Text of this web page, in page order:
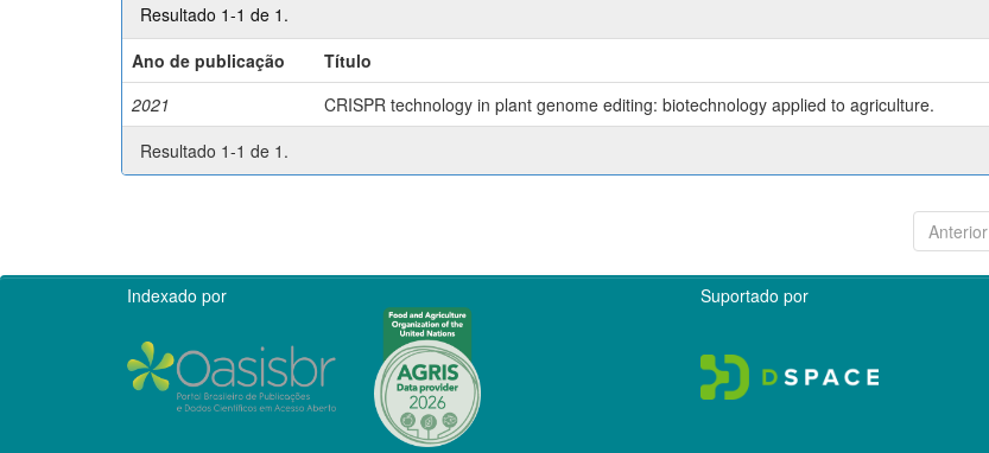
Resultado 1-1 de 1.
Ano de publicação
Título
2021
CRISPR technology in plant genome editing: biotechnology applied to agriculture.
Resultado 1-1 de 1.
Anterior
Indexado por Suportado por